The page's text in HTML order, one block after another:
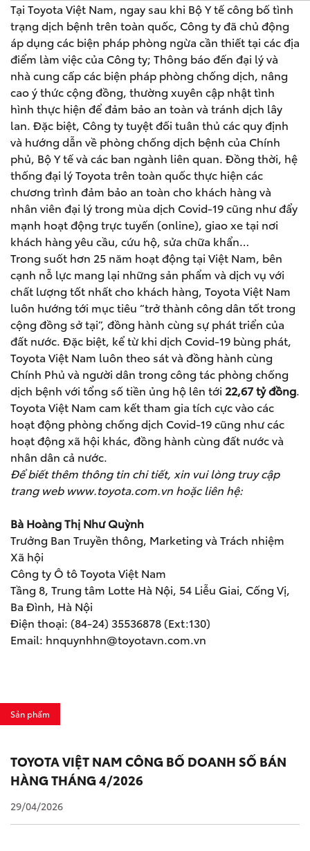
Tại Toyota Việt Nam, ngay sau khi Bộ Y tế công bố tình
trạng dịch bệnh trên toàn quốc, Công ty đã chủ động
áp dụng các biện pháp phòng ngừa cần thiết tại các địa
điểm làm việc của Công ty; Thông báo đến đại lý và
nhà cung cấp các biện pháp phòng chống dịch, nâng
cao ý thức cộng đồng, thường xuyên cập nhật tình
hình thực hiện để đảm bảo an toàn và tránh dịch lây
lan. Đặc biệt, Công ty tuyệt đối tuân thủ các quy định
và hướng dẫn về phòng chống dịch bệnh của Chính
phủ, Bộ Y tế và các ban ngành liên quan. Đồng thời, hệ
thống đại lý Toyota trên toàn quốc thực hiện các
chương trình đảm bảo an toàn cho khách hàng và
nhân viên đại lý trong mùa dịch Covid-19 cũng như đẩy
mạnh hoạt động trực tuyến (online), giao xe tại nơi
khách hàng yêu cầu, cứu hộ, sửa chữa khẩn…
Trong suốt hơn 25 năm hoạt động tại Việt Nam, bên
cạnh nỗ lực mang lại những sản phẩm và dịch vụ với
chất lượng tốt nhất cho khách hàng, Toyota Việt Nam
luôn hướng tới mục tiêu “trở thành công dân tốt trong
cộng đồng sở tại”, đồng hành cùng sự phát triển của
đất nước. Đặc biệt, kể từ khi dịch Covid-19 bùng phát,
Toyota Việt Nam luôn theo sát và đồng hành cùng
Chính Phủ và người dân trong công tác phòng chống
dịch bệnh với tổng số tiền ủng hộ lên tới 22,67 tỷ đồng.
Toyota Việt Nam cam kết tham gia tích cực vào các
hoạt động phòng chống dịch Covid-19 cũng như các
hoạt động xã hội khác, đồng hành cùng đất nước và
nhân dân cả nước.
Để biết thêm thông tin chi tiết, xin vui lòng truy cập
trang web www.toyota.com.vn hoặc liên hệ:
Bà Hoàng Thị Như Quỳnh
Trưởng Ban Truyền thông, Marketing và Trách nhiệm
Xã hội
Công ty Ô tô Toyota Việt Nam
Tầng 8, Trung tâm Lotte Hà Nội, 54 Liễu Giai, Cống Vị,
Ba Đình, Hà Nội
Điện thoại: (84-24) 35536878 (Ext:130)
Email: hnquynhhn@toyotavn.com.vn
Sản phẩm
TOYOTA VIỆT NAM CÔNG BỐ DOANH SỐ BÁN
HÀNG THÁNG 4/2026
29/04/2026